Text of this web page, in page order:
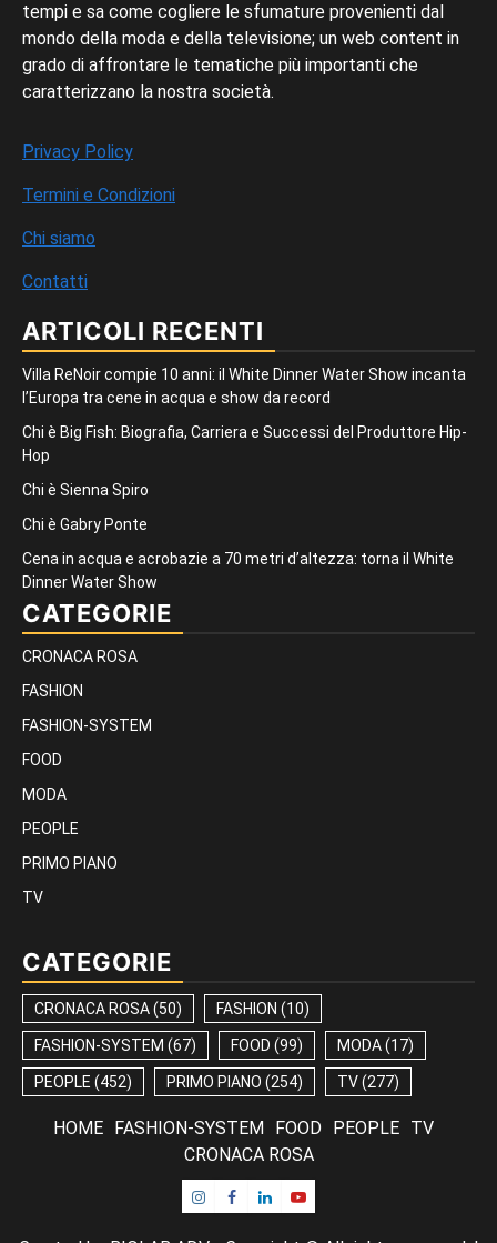
tempi e sa come cogliere le sfumature provenienti dal
mondo della moda e della televisione; un web content in
grado di affrontare le tematiche più importanti che
caratterizzano la nostra società.
Privacy Policy
Termini e Condizioni
Chi siamo
Contatti
ARTICOLI RECENTI
Villa ReNoir compie 10 anni: il White Dinner Water Show incanta
l’Europa tra cene in acqua e show da record
Chi è Big Fish: Biografia, Carriera e Successi del Produttore Hip-
Hop
Chi è Sienna Spiro
Chi è Gabry Ponte
Cena in acqua e acrobazie a 70 metri d’altezza: torna il White
Dinner Water Show
CATEGORIE
CRONACA ROSA
FASHION
FASHION-SYSTEM
FOOD
MODA
PEOPLE
PRIMO PIANO
TV
CATEGORIE
CRONACA ROSA(50) FASHION (10)
FASHION-SYSTEM (67) FOOD (99) MODA(17)
PEOPLE (452) PRIMO PIANO (254) TV(277)
HOME FASHION-SYSTEM FOOD PEOPLE
TV
CRONACA ROSA
Instagram
Facebook
LinkedinYoutube